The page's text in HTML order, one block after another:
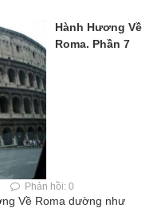
Hành Hương Về
Roma. Phần 7
Phản hồi: 0
Về Roma dường như